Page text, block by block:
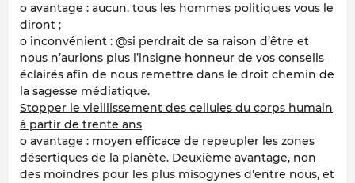
o avantage : aucun, tous les hommes politiques vous le
diront ;
o inconvénient : @si perdrait de sa raison d’être et
nous n’aurions plus l’insigne honneur de vos conseils
éclairés afin de nous remettre dans le droit chemin de
la sagesse médiatique.
Stopper le vieillissement des cellules du corps humain
à partir de trente ans
o avantage : moyen efficace de repeupler les zones
désertiques de la planète. Deuxième avantage, non
des moindres pour les plus misogynes d’entre nous, et